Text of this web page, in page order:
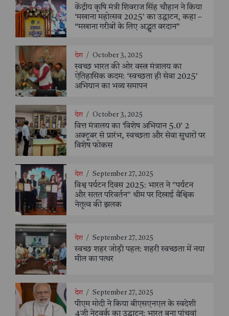
केंद्रीय कृषि मंत्री शिवराज सिंह चौहान ने किया
‘मखाना महोत्सव 2025’ का उद्घाटन, कहा –
“मखाना गरीबों के लिए अद्भुत वरदान”
देश / October 3, 2025
स्वच्छ भारत की ओर वस्त्र मंत्रालय का
ऐतिहासिक कदम: ‘स्वच्छता ही सेवा 2025’
अभियान का भव्य समापन
देश / October 3, 2025
वित्त मंत्रालय का ‘विशेष अभियान 5.0’ 2
अक्टूबर से प्रारंभ, स्वच्छता और सेवा सुधारों पर
विशेष फोकस
देश / September 27, 2025
विश्व पर्यटन दिवस 2025: भारत ने "पर्यटन
और सतत परिवर्तन" थीम पर दिखाई वैश्विक
नेतृत्व की झलक
देश / September 27, 2025
स्वच्छ शहर जोड़ी पहल: शहरी स्वच्छता में नया
मील का पत्थर
देश / September 27, 2025
पीएम मोदी ने किया बीएसएनएल के स्वदेशी
4जी नेटवर्क का उद्घाटन: भारत बना पांचवां